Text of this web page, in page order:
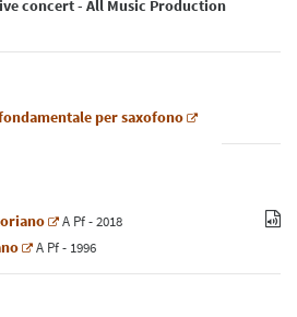
live concert - All Music Production
per saxofono
A Pf- 2018
A Pf- 1996